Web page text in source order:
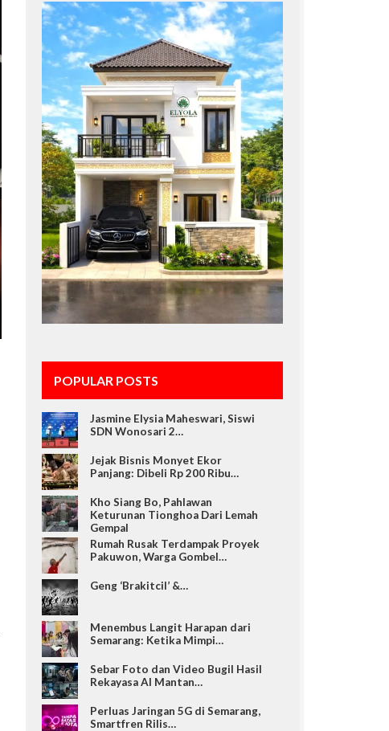
POPULAR POSTS
Jasmine Elysia Maheswari, Siswi
SDN Wonosari 2…
Jejak Bisnis Monyet Ekor
Panjang: Dibeli Rp 200 Ribu…
Kho Siang Bo, Pahlawan
Keturunan Tionghoa Dari Lemah
Gempal
Rumah Rusak Terdampak Proyek
Pakuwon, Warga Gombel…
Geng ‘Brakitcil’ &…
Menembus Langit Harapan dari
Semarang: Ketika Mimpi…
Sebar Foto dan Video Bugil Hasil
Rekayasa AI Mantan…
Perluas Jaringan 5G di Semarang,
Smartfren Rilis…